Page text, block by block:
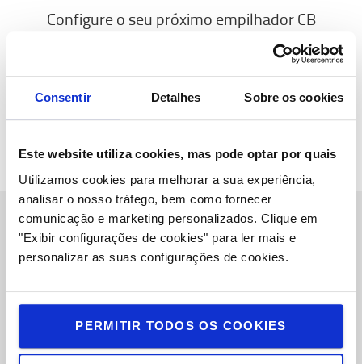
Consentir Detalhes Sobre os cookies
Este website utiliza cookies, mas pode optar por quais
Utilizamos cookies para melhorar a sua experiência,
analisar o nosso tráfego, bem como fornecer
comunicação e marketing personalizados. Clique em
"Exibir configurações de cookies" para ler mais e
personalizar as suas configurações de cookies.
PERMITIR TODOS OS COOKIES
Configure o seu próximo empilhador CB
online ou explore a nossa biblioteca de
EMPILHADORES ELÉTRICOS
BIBLIOTECA DE
CONTEÚDOS
Sobre Nós
Oportunidades de Emprego
Toyota Challenge 2025